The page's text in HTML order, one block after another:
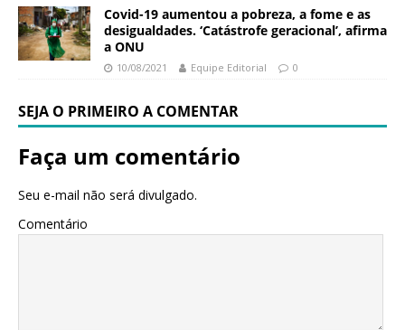
Covid-19 aumentou a pobreza, a fome e as
desigualdades. ‘Catástrofe geracional’, afirma
a ONU
10/08/2021 Equipe Editorial 0
SEJA O PRIMEIRO A COMENTAR
Faça um comentário
Seu e-mail não será divulgado.
Comentário